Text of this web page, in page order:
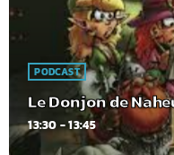
PODCAST
Le Donjon de
13:30 - 13:45